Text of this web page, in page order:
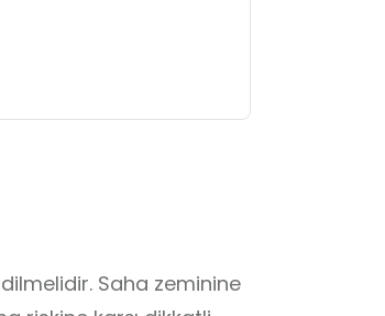
Saha zeminine